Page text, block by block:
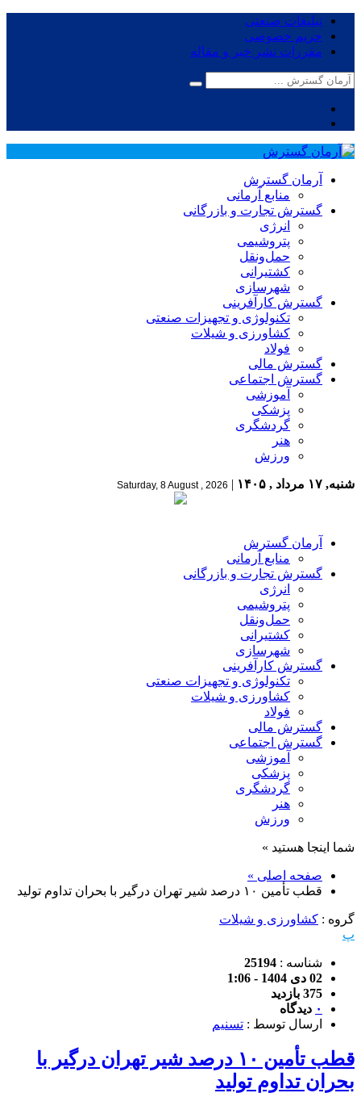
تبلیغات صنعتی
حریم خصوصی
مقررات نشر خبر و مقاله
آرمان گسترش
منابع آرمانی
گسترش تجارت و بازرگانی
انرژی
پتروشیمی
حمل‌و‌نقل
کشتیرانی
شهرسازی
گسترش کارآفرینی
تکنولوژی و تجهیزات صنعتی
کشاورزی و شیلات
فولاد
گسترش مالی
گسترش اجتماعی
آموزشی
پزشکی
گردشگری
هنر
ورزش
شنبه, ۱۷ مرداد , ۱۴۰۵ |
Saturday, 8 August , 2026
آرمان گسترش
منابع آرمانی
گسترش تجارت و بازرگانی
انرژی
پتروشیمی
حمل‌و‌نقل
کشتیرانی
شهرسازی
گسترش کارآفرینی
تکنولوژی و تجهیزات صنعتی
کشاورزی و شیلات
فولاد
گسترش مالی
گسترش اجتماعی
آموزشی
پزشکی
گردشگری
هنر
ورزش
شما اینجا هستید »
صفحه اصلی »
قطب تأمین ۱۰ درصد شیر تهران درگیر با بحران تداوم تولید
گروه : کشاورزی و شیلات
پ
شناسه : 25194
02 دی 1404 - 1:06
375 بازدید
۰ دیدگاه
ارسال توسط : تسنیم
قطب تأمین ۱۰ درصد شیر تهران درگیر با
بحران تداوم تولید